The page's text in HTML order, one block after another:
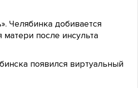
Челябинка добивается
матери после инсульта
появился виртуальный